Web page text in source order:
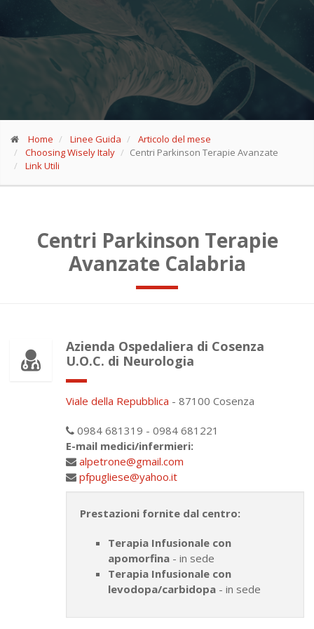
Home Linee Guida
Articolo del mese
Choosing Wisely Italy
Centri Parkinson Terapie Avanzate
Link Utili
Centri Parkinson Terapie
Avanzate Calabria
Azienda Ospedaliera di Cosenza
U.O.C. di Neurologia
Viale della Repubblica - 87100 Cosenza
0984 681319 - 0984 681221
E-mail medici/infermieri:
alpetrone@gmail.com
pfpugliese@yahoo.it
Prestazioni fornite dal centro:
Terapia Infusionale con
apomorfina - in sede
Terapia Infusionale con
levodopa/carbidopa - in sede